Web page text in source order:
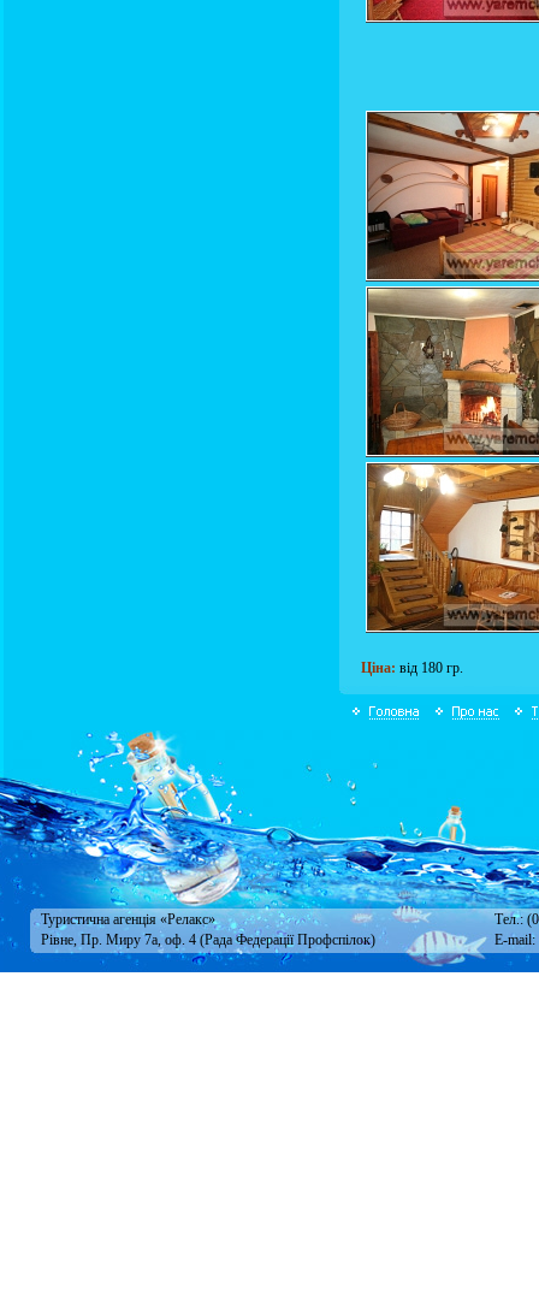
Ціна: від 180 гр.
Туристична агенція «Релакс»
Тел.:
Рівне, Пр. Миру 7а, оф. 4 (Рада Федерації Профспілок)
E-mail: